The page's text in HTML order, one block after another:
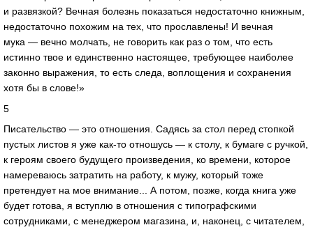
и развязкой? Вечная болезнь показаться недостаточно книжным,
недостаточно похожим на тех, что прославлены! И вечная
мука — вечно молчать, не говорить как раз о том, что есть
истинно твое и единственно настоящее, требующее наиболее
законно выражения, то есть следа, воплощения и сохранения
хотя бы в слове!»
5
Писательство — это отношения. Садясь за стол перед стопкой
пустых листов я уже как-то отношусь — к столу, к бумаге с ручкой,
к героям своего будущего произведения, ко времени, которое
намереваюсь затратить на работу, к мужу, который тоже
претендует на мое внимание... А потом, позже, когда книга уже
будет готова, я вступлю в отношения с типографскими
сотрудниками, с менеджером магазина, и, наконец, с читателем,